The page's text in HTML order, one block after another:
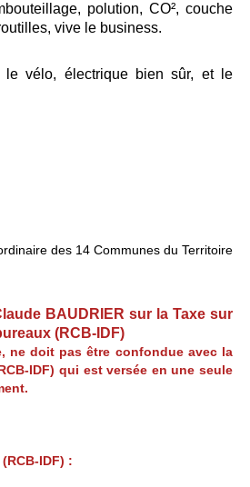
polution, CO², couche
vive le business.
le vélo, électrique bien sûr, et le
des 14 Communes du Territoire
BAUDRIER sur la Taxe sur
(RCB-IDF)
ne doit pas être confondue avec la
IDF) qui est versée en une seule
IDF) :